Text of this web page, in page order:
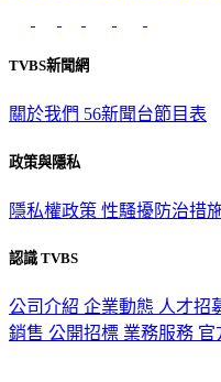
TVBS新聞網
關於我們 56新聞台節目表
政策與隱私
隱私權政策 性騷擾防治措
認識 TVBS
公司介紹 企業動態 人才招
銷售 公開招標 業務服務 官